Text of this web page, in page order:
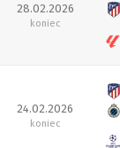
28.02.2026
koniec
24.02.2026
koniec